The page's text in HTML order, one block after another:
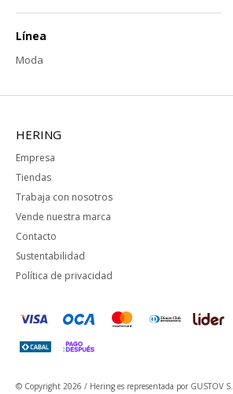
Línea
Moda
HERING
Empresa
Tiendas
Trabaja con nosotros
Vende nuestra marca
Contacto
Sustentabilidad
Política de privacidad
© Copyright 2026 / Hering es representada por GUSTOV